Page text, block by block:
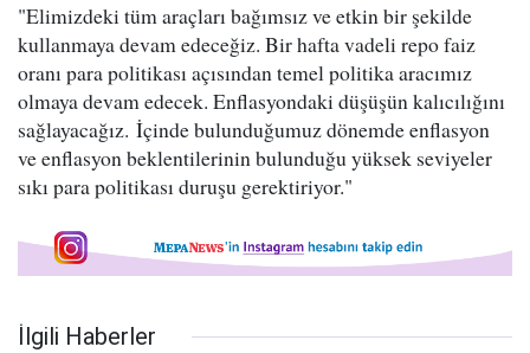
"Elimizdeki tüm araçları bağımsız ve etkin bir şekilde
kullanmaya devam edeceğiz. Bir hafta vadeli repo faiz
oranı para politikası açısından temel politika aracımız
olmaya devam edecek. Enflasyondaki düşüşün kalıcılığını
sağlayacağız. İçinde bulunduğumuz dönemde enflasyon
ve enflasyon beklentilerinin bulunduğu yüksek seviyeler
sıkı para politikası duruşu gerektiriyor."
İlgili Haberler